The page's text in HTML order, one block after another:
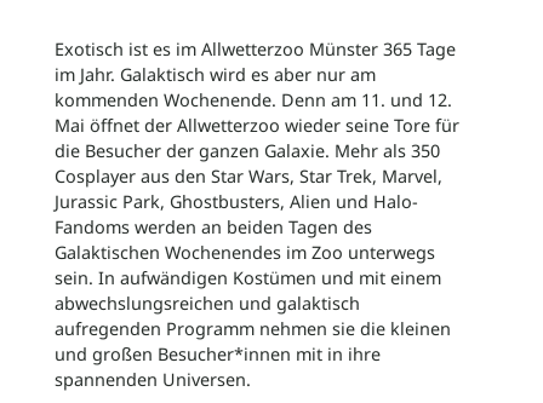
Exotisch ist es im Allwetterzoo Münster 365 Tage
im Jahr. Galaktisch wird es aber nur am
kommenden Wochenende. Denn am 11. und 12.
Mai öffnet der Allwetterzoo wieder seine Tore für
die Besucher der ganzen Galaxie. Mehr als 350
Cosplayer aus den Star Wars, Star Trek, Marvel,
Jurassic Park, Ghostbusters, Alien und Halo-
Fandoms werden an beiden Tagen des
Galaktischen Wochenendes im Zoo unterwegs
sein. In aufwändigen Kostümen und mit einem
abwechslungsreichen und galaktisch
aufregenden Programm nehmen sie die kleinen
und großen Besucher*innen mit in ihre
spannenden Universen.